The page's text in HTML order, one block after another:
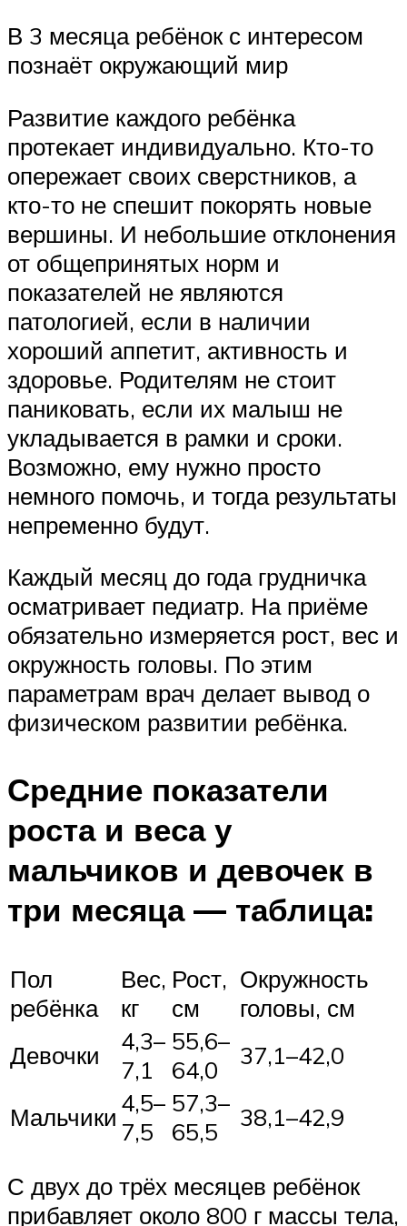
В 3 месяца ребёнок с интересом
познаёт окружающий мир
Развитие каждого ребёнка
протекает индивидуально. Кто-то
опережает своих сверстников, а
кто-то не спешит покорять новые
вершины. И небольшие отклонения
от общепринятых норм и
показателей не являются
патологией, если в наличии
хороший аппетит, активность и
здоровье. Родителям не стоит
паниковать, если их малыш не
укладывается в рамки и сроки.
Возможно, ему нужно просто
немного помочь, и тогда результаты
непременно будут.
Каждый месяц до года грудничка
осматривает педиатр. На приёме
обязательно измеряется рост, вес и
окружность головы. По этим
параметрам врач делает вывод о
физическом развитии ребёнка.
Средние показатели
роста и веса у
мальчиков и девочек в
три месяца — таблица:
Пол
ребёнка
Вес,
кг
Рост,
см
Окружность
головы, см
Девочки
4,3–
7,1
55,6–
64,0
37,1–42,0
Мальчики 4,5–
7,5
57,3–
65,5
38,1–42,9
С двух до трёх месяцев ребёнок
прибавляет около 800 г массы тела,